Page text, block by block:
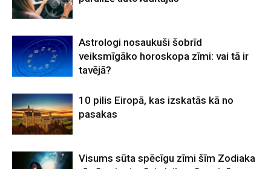
Astrologi nosaukuši šobrīd
veiksmīgāko horoskopa zīmi: vai tā ir
tavējā?
10 pilis Eiropā, kas izskatās kā no
pasakas
Visums sūta spēcīgu zīmi šīm Zodiaka